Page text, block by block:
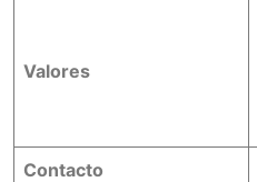
Valores
Contacto